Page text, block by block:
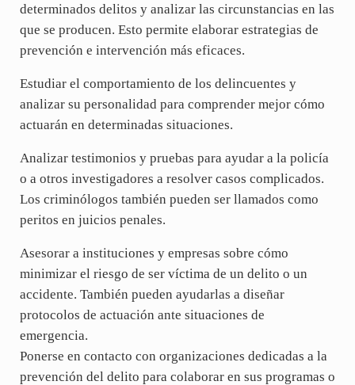
determinados delitos y analizar las circunstancias en las
que se producen. Esto permite elaborar estrategias de
prevención e intervención más eficaces.
Estudiar el comportamiento de los delincuentes y
analizar su personalidad para comprender mejor cómo
actuarán en determinadas situaciones.
Analizar testimonios y pruebas para ayudar a la policía
o a otros investigadores a resolver casos complicados.
Los criminólogos también pueden ser llamados como
peritos en juicios penales.
Asesorar a instituciones y empresas sobre cómo
minimizar el riesgo de ser víctima de un delito o un
accidente. También pueden ayudarlas a diseñar
protocolos de actuación ante situaciones de
emergencia.
Ponerse en contacto con organizaciones dedicadas a la
prevención del delito para colaborar en sus programas o